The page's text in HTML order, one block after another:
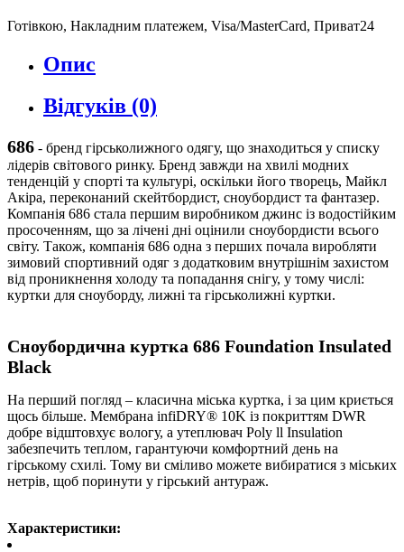
Готівкою, Накладним платежем, Visa/MasterCard, Приват24
Опис
Відгуків (0)
686 - бренд гірськолижного одягу, що знаходиться у списку
лідерів світового ринку. Бренд завжди на хвилі модних
тенденцій у спорті та культурі, оскільки його творець, Майкл
Акіра, переконаний скейтбордист, сноубордист та фантазер.
Компанія 686 стала першим виробником джинс із водостійким
просоченням, що за лічені дні оцінили сноубордисти всього
світу. Також, компанія 686 одна з перших почала виробляти
зимовий спортивний одяг з додатковим внутрішнім захистом
від проникнення холоду та попадання снігу, у тому числі:
куртки для сноуборду, лижні та гірськолижні куртки.
Сноубордична куртка 686 Foundation Insulated
Black
На перший погляд – класична міська куртка, і за цим криється
щось більше. Мембрана infiDRY® 10K із покриттям DWR
добре відштовхує вологу, а утеплювач Poly ll Insulation
забезпечить теплом, гарантуючи комфортний день на
гірському схилі. Тому ви сміливо можете вибиратися з міських
нетрів, щоб поринути у гірський антураж.
Характеристики: